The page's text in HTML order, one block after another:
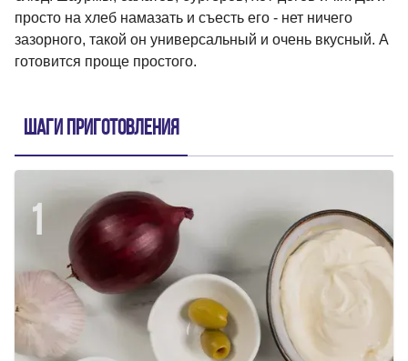
просто на хлеб намазать и съесть его - нет ничего
зазорного, такой он универсальный и очень вкусный. А
готовится проще простого.
Шаги приготовления
1